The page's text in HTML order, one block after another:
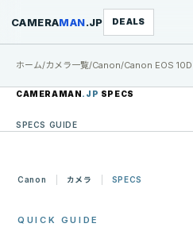
CAMERAMAN.JP DEALS
ホーム/カメラ一覧/Canon/Canon EOS 10D
CAMERAMAN.JP SPECS
SPECS GUIDE
Canon カメラ SPECS
QUICK GUIDE